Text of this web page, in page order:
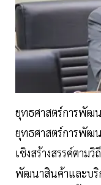
ยุทธศาสตร์การพัฒ
ยุทธศาสตร์การพัฒน
เชิงสร้างสรรค์ตาม
พัฒนาสินค้าและบริ